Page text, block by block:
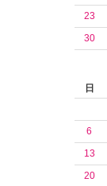
23
30
日
6
13
20